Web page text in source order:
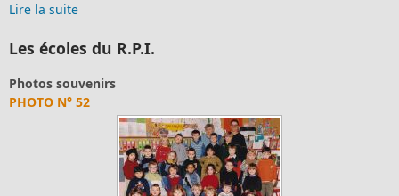
Lire la suite
Les écoles du R.P.I.
Photos souvenirs
PHOTO N° 52